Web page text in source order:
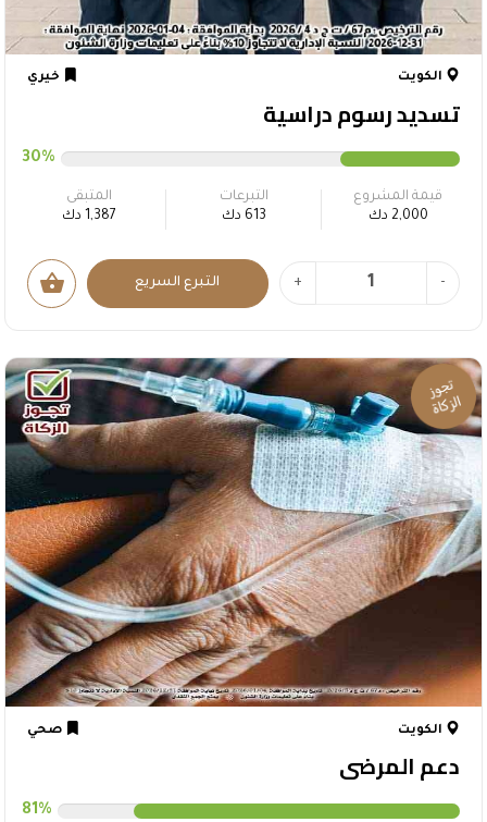
الكويت خيري
تسديد رسوم دراسية
30%
قيمة المشروع
2,000 دك
التبرعات
613 دك
المتبقى
1,387 دك
-
+ التبرع السريع shopping_basket
الكويت صحي
دعم المرضى
81%